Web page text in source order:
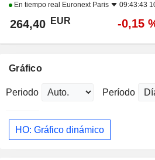
En tiempo real Euronext Paris 09:43:43
264,40 EUR -0,15
Gráfico
Periodo Período
HO: Gráfico dinámico